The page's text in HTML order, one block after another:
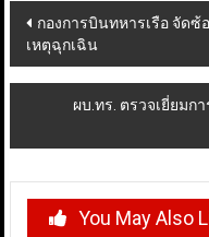
Post
navigation
กองการบินทหารเรือ จัด
เหตุฉุกเฉิน
ผบ.ทร. ตรวจเยี่ยมก
You May Also